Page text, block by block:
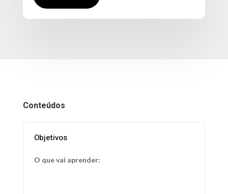
Conteúdos
Objetivos
O que vai aprender: